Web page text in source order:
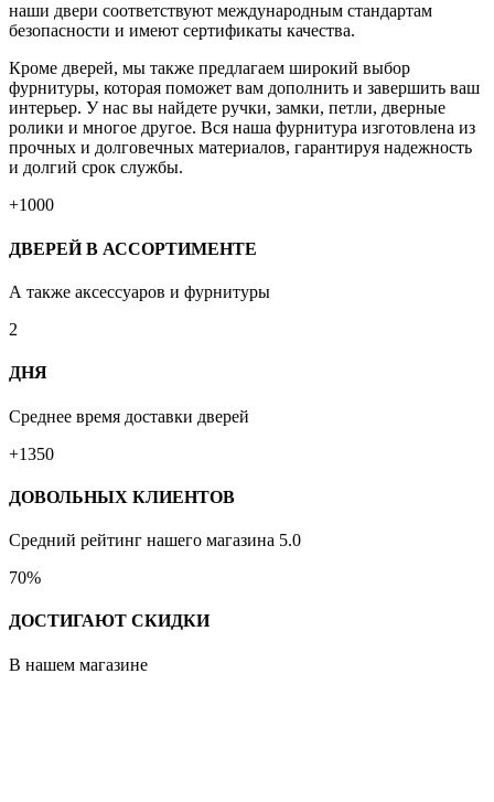
наши двери соответствуют международным стандартам
безопасности и имеют сертификаты качества.
Кроме дверей, мы также предлагаем широкий выбор
фурнитуры, которая поможет вам дополнить и завершить ваш
интерьер. У нас вы найдете ручки, замки, петли, дверные
ролики и многое другое. Вся наша фурнитура изготовлена из
прочных и долговечных материалов, гарантируя надежность
и долгий срок службы.
+1000
ДВЕРЕЙ В АССОРТИМЕНТЕ
А также аксессуаров и фурнитуры
2
ДНЯ
Среднее время доставки дверей
+1350
ДОВОЛЬНЫХ КЛИЕНТОВ
Средний рейтинг нашего магазина 5.0
70%
ДОСТИГАЮТ СКИДКИ
В нашем магазине